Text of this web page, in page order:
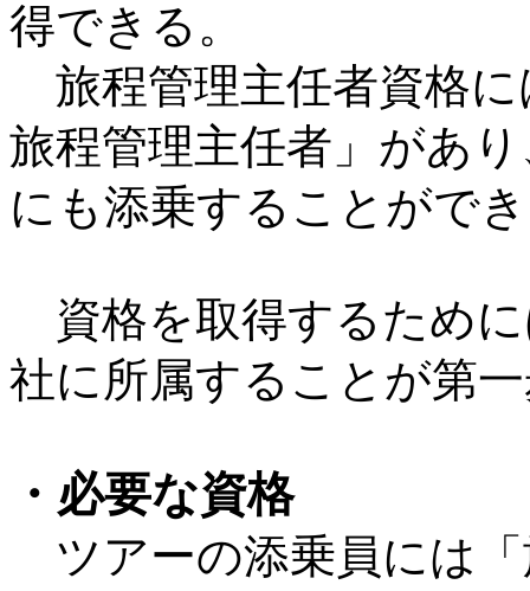
得できる。
旅程管理主任者資格に
旅程管理主任者」があ
にも添乗することがで
資格を取得するために
社に所属することが第
・必要な資格
ツアーの添乗員には「